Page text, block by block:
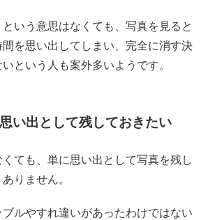
という意思はなくても、写真を見ると
を思い出してしまい、完全に消す決
という人も案外多いようです。
い出として残しておきたい
ても、単に思い出として写真を残し
りません。
ルやすれ違いがあったわけではない